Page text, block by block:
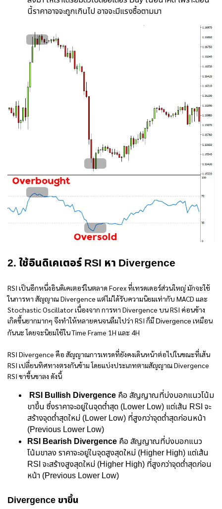
นี้ราคาอาจจะถูกเกินไป อาจจะมีแรงซื้อตามมา
2. ใช้อินดิเคเตอร์ RSI หา Divergence
RSI เป็นอีกหนึ่งอินดิเคเตอร์ในตลาด Forex ที่เทรดเดอร์ส่วนใหญ่ มักจะใช้
ในการหา สัญญาณ Divergence แต่ไม่ได้รับความนิยมเท่ากับ MACD และ
Stochastic Oscillator เนื่องจาก การหา Divergence บน RSI ค่อนข้าง
เกิดขึ้นยากมากๆ จึงทำให้หลายคนจนลืมไปว่า RSI ก็มี Divergenceเหมือน
กันนะ โดยจะนิยมใช้ใน Time Frame 1H และ 4H
RSI Divergence คือ สัญญาณการเทรดที่ยังคงเดินหน้าต่อไปในขณะที่เส้น
RSI เปลี่ยนทิศทางตรงกันข้าม โดยแบ่งประเภทตามสัญญาณ Divergence
RSI ขาขึ้นขาลง ดังนี้
RSI Bullish Divergence คือ สัญญาณที่บ่งบอกแนวโน้ม
ขาขึ้น ซึ่งราคาจะอยู่ในจุดต่ำสุด (Lower Low) แต่เส้น RSI จะ
สร้างจุดต่ำสุดใหม่ (Lower Low) ที่สูงกว่าจุดต่ำสุดก่อนหน้า
(Previous Lower Low)
RSI Bearish Divergence คือ สัญญาณที่บ่งบอกแนว
โน้มขาลง ราคาจะอยู่ในจุดสูงสุดใหม่ (Higher High) แต่เส้น
RSI จะสร้างสูงสุดใหม่ (Higher High) ที่สูงกว่าจุดต่ำสุดก่อน
หน้า (Previous Lower Low)
Divergence ขาขึ้น